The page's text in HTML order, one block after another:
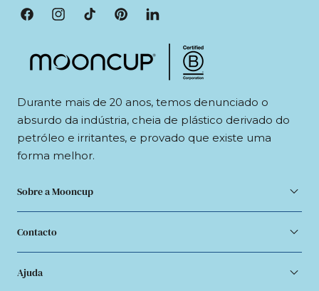
FacebookInstagramTikTokPinterestLinkedIn
Durante mais de 20 anos, temos denunciado o
absurdo da indústria, cheia de plástico derivado do
petróleo e irritantes, e provado que existe uma
forma melhor.
Sobre a Mooncup
Contacto
Ajuda